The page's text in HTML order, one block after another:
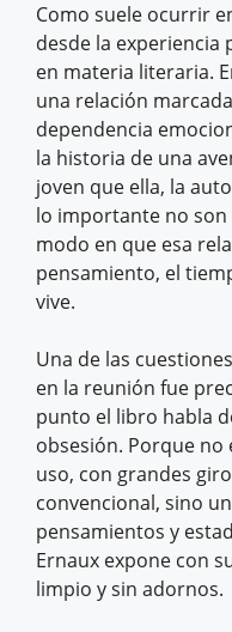
Como suele ocurrir
desde la
en materia literaria.
una relación
dependencia
la historia de una
joven que ella, la
lo importante no
modo en que esa
pensamiento, el
vive.
Una de las
en la reunión fue
punto el libro habla
obsesión. Porque
uso, con grandes
convencional, sino
pensamientos y
Ernaux expone con
limpio y sin adornos.